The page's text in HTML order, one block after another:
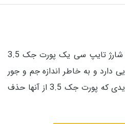
را ندارند و ما برای وصل کردن هندزفری نیازمند مبدل هستیم. شما می توانید با وصل کردن این مبدل به پورت شارژ تایپ سی یک پورت جک 3.5
دارد و به خاطر اندازه جم و جور
،این محصول بسیار قابل حمل می باشد طراحی و تولید این محصول از کشور تایوان می باشد .این محصول بسیار کاربردی می باشد مخصوصا برای گوشی های نسل جدیدی که پورت جک 3.5 از آنها حذف